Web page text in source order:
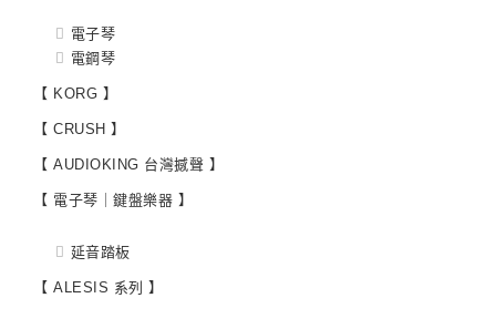
電子琴
電鋼琴
【 KORG 】
【 CRUSH 】
【 AUDIOKING 台灣撼聲 】
【 電子琴｜鍵盤樂器 】
延音踏板
【 ALESIS 系列 】